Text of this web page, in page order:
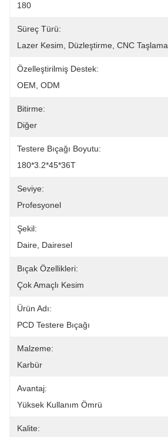
180
Süreç Türü:
Lazer Kesim, Düzleştirme, CNC Taşlama
Özelleştirilmiş Destek:
OEM, ODM
Bitirme:
Diğer
Testere Bıçağı Boyutu:
180*3.2*45*36T
Seviye:
Profesyonel
Şekil:
Daire, Dairesel
Bıçak Özellikleri:
Çok Amaçlı Kesim
Ürün Adı:
PCD Testere Bıçağı
Malzeme:
Karbür
Avantaj:
Yüksek Kullanım Ömrü
Kalite: